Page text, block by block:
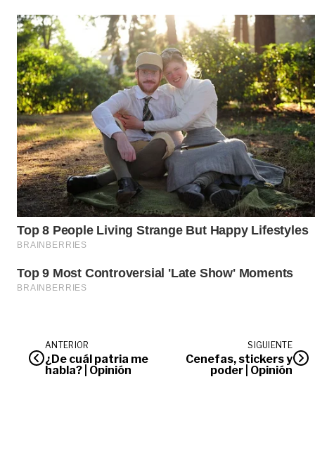
ANTERIOR
¿De cuál patria me
habla? | Opinión
SIGUIENTE
Cenefas, stickers y
poder | Opinión